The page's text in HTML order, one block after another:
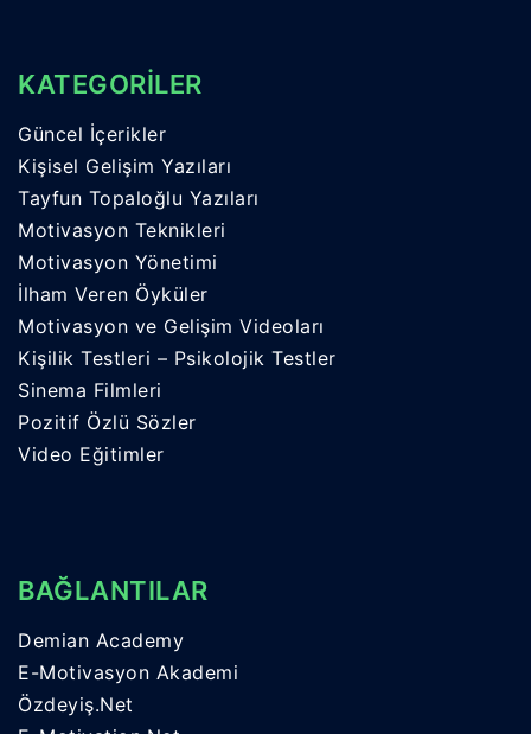
KATEGORİLER
Güncel İçerikler
Kişisel Gelişim Yazıları
Tayfun Topaloğlu Yazıları
Motivasyon Teknikleri
Motivasyon Yönetimi
İlham Veren Öyküler
Motivasyon ve Gelişim Videoları
Kişilik Testleri – Psikolojik Testler
Sinema Filmleri
Pozitif Özlü Sözler
Video Eğitimler
BAĞLANTILAR
Demian Academy
E-Motivasyon Akademi
Özdeyiş.Net